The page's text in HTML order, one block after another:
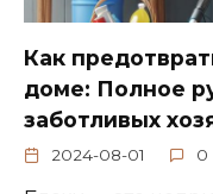
Как
доме: Полное
заботливых
2024-08-01 0